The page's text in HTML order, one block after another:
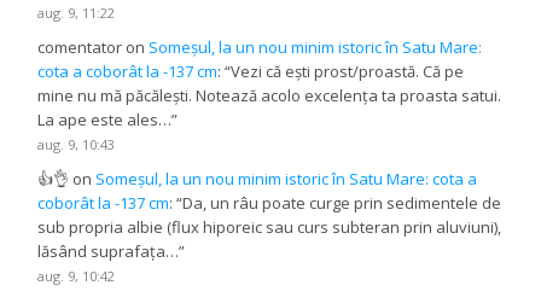
aug. 9, 11:22
comentator on Someșul, la un nou minim istoric în Satu Mare:
cota a coborât la -137 cm: “Vezi că ești prost/proastă. Că pe
mine nu mă păcălești. Notează acolo excelența ta proasta satui.
La ape este ales…”
aug. 9, 10:43
👍👌 on Someșul, la un nou minim istoric în Satu Mare: cota a
coborât la -137 cm: “Da, un râu poate curge prin sedimentele de
sub propria albie (flux hiporeic sau curs subteran prin aluviuni),
lăsând suprafața…”
aug. 9, 10:42